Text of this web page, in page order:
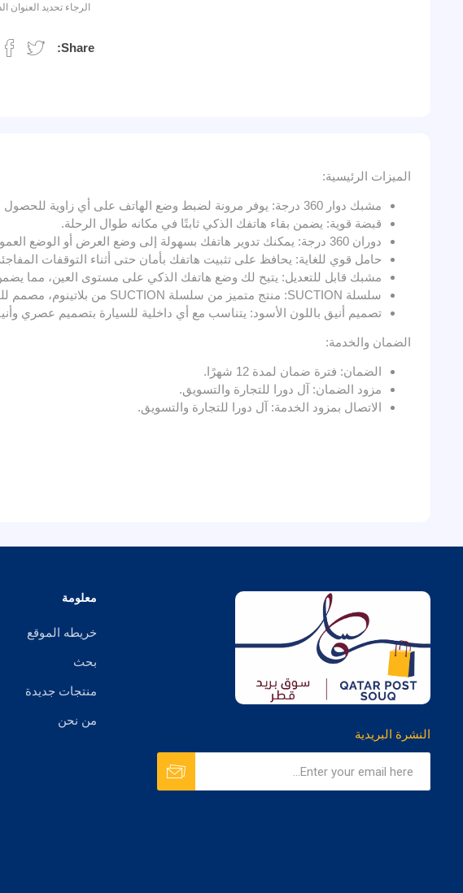
الرجاء تحديد العنوان
Share:
الميزات الرئيسية:
مشبك دوار 360 درجة: يوفر مرونة لضبط وضع الهاتف على أي زاوية للحصول على رؤية مثالية.
قبضة قوية: يضمن بقاء هاتفك الذكي ثابتًا في مكانه طوال الرحلة.
دوران 360 درجة: يمكنك تدوير هاتفك بسهولة إلى وضع العرض أو الوضع العمودي حسب الحاجة.
حامل قوي للغاية: يحافظ على تثبيت هاتفك بأمان حتى أثناء التوقفات
مشبك قابل للتعديل: يتيح لك وضع هاتفك الذكي على مستوى العين، مما يضمن
سلسلة SUCTION: منتج متميز من سلسلة SUCTION من بلاتينوم، مصمم للمتانة والموثوقية.
تصميم أنيق باللون الأسود: يتناسب مع أي داخلية للسيارة بتصميم عصري
الضمان والخدمة:
الضمان: فترة ضمان لمدة 12 شهرًا.
مزود الضمان: آل دورا للتجارة والتسويق.
الاتصال بمزود الخدمة: آل دورا للتجارة والتسويق.
النشرة البريدية
معلومة
خريطه الموقع
بحث
منتجات جديدة
من نحن